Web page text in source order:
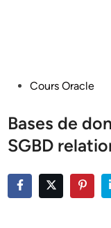
PostedCours Oracle
Bases de
SGBD